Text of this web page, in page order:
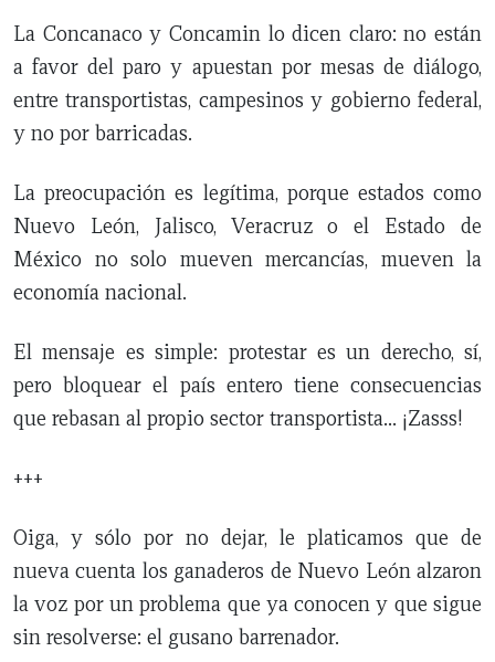
La Concanaco y Concamin lo dicen claro: no están
a favor del paro y apuestan por mesas de diálogo,
entre transportistas, campesinos y gobierno federal,
y no por barricadas.
La preocupación es legítima, porque estados como
Nuevo León, Jalisco, Veracruz o el Estado de
México no solo mueven mercancías, mueven la
economía nacional.
El mensaje es simple: protestar es un derecho, sí,
pero bloquear el país entero tiene consecuencias
que rebasan al propio sector transportista… ¡Zasss!
+++
Oiga, y sólo por no dejar, le platicamos que de
nueva cuenta los ganaderos de Nuevo León alzaron
la voz por un problema que ya conocen y que sigue
sin resolverse: el gusano barrenador.